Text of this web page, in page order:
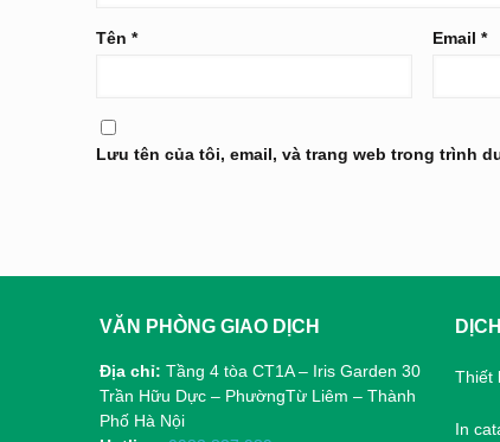
Tên * Email *
Lưu tên của tôi, email, và trang web trong trình
VĂN PHÒNG GIAO DỊCH
Địa chỉ: Tầng 4 tòa CT1A – Iris Garden 30
Trần Hữu Dực – PhườngTừ Liêm – Thành
Phố Hà Nội
Thiết
In